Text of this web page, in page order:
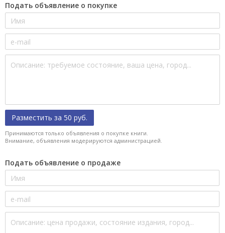
Подать объявление о покупке
Разместить за 50 руб.
Принимаются только объявления о покупке книги.
Внимание, объявления модерируются администрацией.
Подать объявление о продаже